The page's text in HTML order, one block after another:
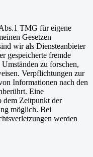
TMG für eigene
Gesetzen
wir als Diensteanbieter
gespeicherte fremde
zu forschen,
Verpflichtungen zur
Informationen nach den
Eine
dem Zeitpunkt der
möglich. Bei
werden